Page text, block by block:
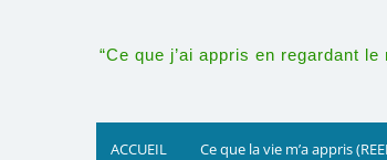
“Ce que j’ai appris en regardant
ACCUEIL Ce que la vie m’a appris